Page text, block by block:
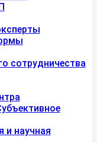
сотрудничества
и научная